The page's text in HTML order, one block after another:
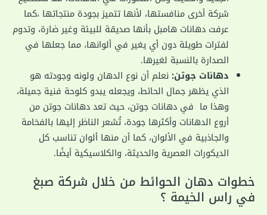
شركة أخرى منافستها، لأنها تتميز بجودة منتجاتها ،كما
عرفت دهانات هامبل بأنها صديقة للبيئة وغير ضارة، وتدوم
لفترات طويلة دون أي يغير في ألوانها، مما جعلها في
الصدارة بالنسبة لغيرها.
دهانات جوتن: نعلم أن نوع الدهان ولونه وجودته هو
الذي يظهر جمال الحائط، ويجعله يبدو كلوحة فنية جميلة،
وهذا ما في دهانات جوتن، حيث تعد دهانات جوتن من
أروع الدهانات وأكثرها جودة، تُشعر الناظر إليها بالفخامة
والجاذبية في الألوان، كما أن منها ألوان تناسب كل
الديكورات العصرية والحديثة، والكلاسيكية أيضًا.
خطوات دهان الحوائط من خلال شركة صبغ
في راس الخيمة ؟